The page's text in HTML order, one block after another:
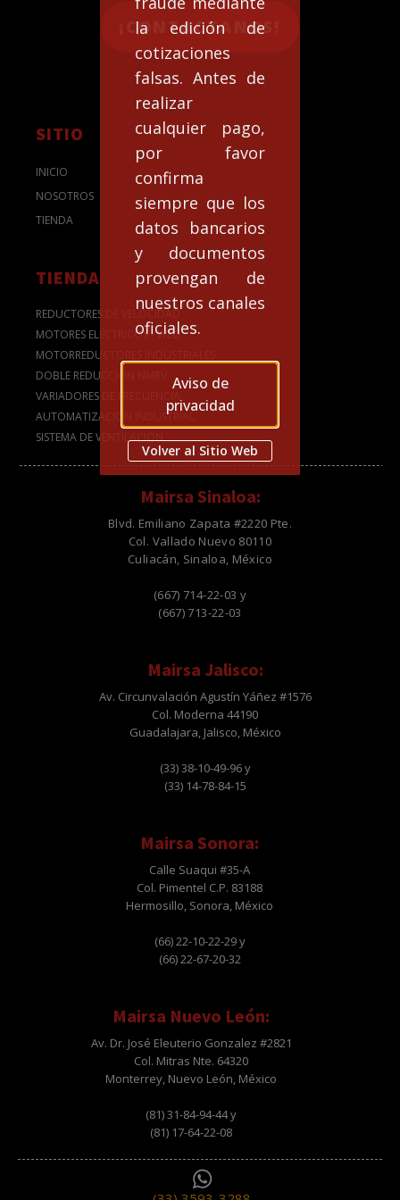
la edición de
cotizaciones
falsas. Antes de
realizar
cualquier pago,
por favor
confirma
siempre que los
datos bancarios
y documentos
provengan de
nuestros canales
oficiales.
Aviso de
privacidad
Volver al Sitio Web
¡CONTACTANOS!
SITIO
INICIO
NOSOTROS
TIENDA
TIENDA
REDUCTORES DE VELOCIDAD
MOTORES ELÉCTRICOS - WEG
MOTORREDUCTORES INDUSTRIALES
DOBLE REDUCCIÓN NMRV
VARIADORES DE FRECUENCIA
AUTOMATIZACION INDUSTRIAL
SISTEMA DE VENTILACION
Mairsa Sinaloa:
Blvd. Emiliano Zapata #2220 Pte.
Col. Vallado Nuevo 80110
Culiacán, Sinaloa, México
(667) 714-22-03 y
(667) 713-22-03
Mairsa Jalisco:
Av. Circunvalación Agustín Yáñez #1576
Col. Moderna 44190
Guadalajara, Jalisco, México
(33) 38-10-49-96 y
(33) 14-78-84-15
Mairsa Sonora:
Calle Suaqui #35-A
Col. Pimentel C.P. 83188
Hermosillo, Sonora, México
(66) 22-10-22-29 y
(66) 22-67-20-32
Mairsa Nuevo León:
Av. Dr. José Eleuterio Gonzalez #2821
Col. Mitras Nte. 64320
Monterrey, Nuevo León, México
(81) 31-84-94-44 y
(81) 17-64-22-08